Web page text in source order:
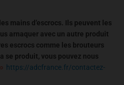
mains d’escrocs. Ils peuvent les
arnaquer avec un autre produit
escrocs comme les brouteurs
se produit, vous pouvez nous
https://adcfrance.fr/contactez-